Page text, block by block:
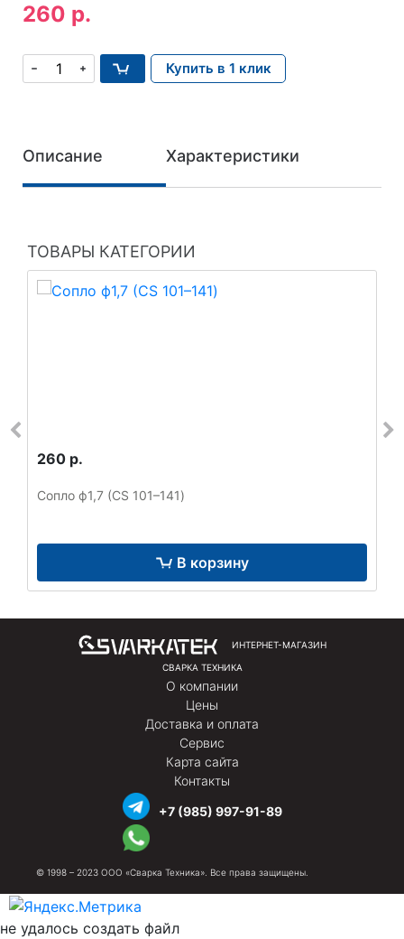
260 р.
Купить в 1 клик
Описание Характеристики
ТОВАРЫ КАТЕГОРИИ
260 р.
Сопло ф1,7 (CS 101–141)
В корзину
ИНТЕРНЕТ-МАГАЗИН
СВАРКА ТЕХНИКА
О компании
Цены
Доставка и оплата
Сервис
Карта сайта
Контакты
+7 (985) 997-91-89
© 1998 – 2023 ООО «Сварка Техника». Все права защищены.
не удалось создать файл